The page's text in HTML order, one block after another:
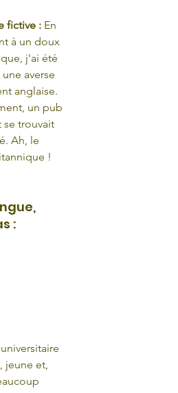
fictive : En
à un doux
j'ai été
averse
anglaise.
un pub
se trouvait
Ah, le
!
:
jeune et,